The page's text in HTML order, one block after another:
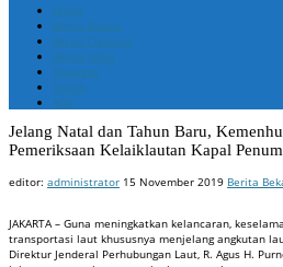
Home
Berita Bekasi
Berita Cikarang
Berita Jabar
Nasional
Politik
ADV
Jelang Natal dan Tahun Baru,
Pemeriksaan Kelaiklautan Kapal
editor: administrator 15 November 2019 Berita
JAKARTA – Guna meningkatkan kelancaran,
transportasi laut khususnya menjelang angkutan
Direktur Jenderal Perhubungan Laut, R. Agus H.